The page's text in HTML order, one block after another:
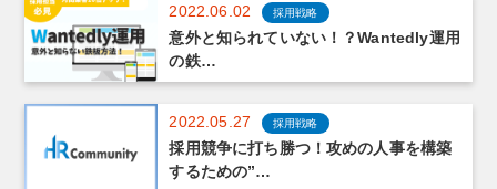
2022.06.02 採用戦略
意外と知られていない！？Wantedly運用
の鉄…
2022.05.27 採用戦略
採用競争に打ち勝つ！攻めの人事を構築
するための”…